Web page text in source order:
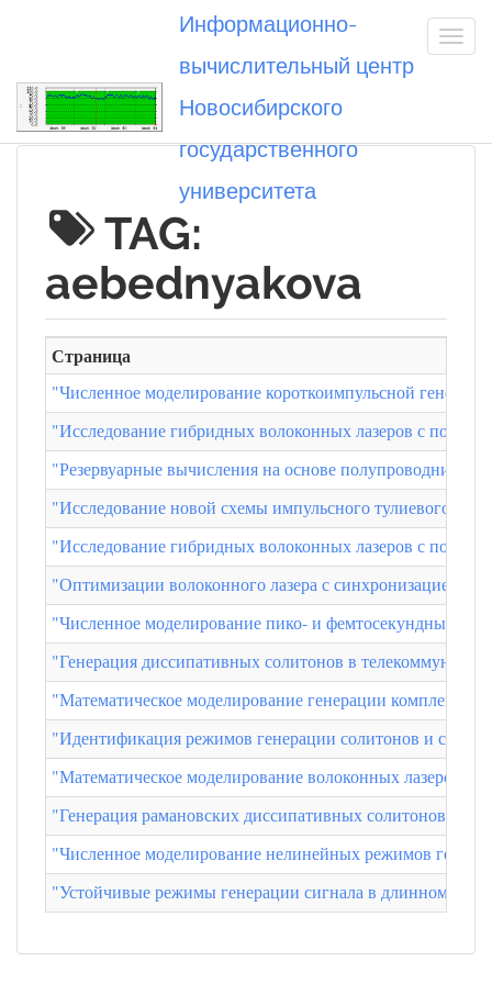
Информационно-
вычислительный центр
Новосибирского
государственного
университета
Вы посетили
TAG:
aebednyakova
Страница
"Численное моделирование короткоимпульсной
"Исследование гибридных волоконных лазеров с
"Резервуарные вычисления на основе
"Исследование новой схемы импульсного тулиевого
"Исследование гибридных волоконных лазеров с
"Оптимизации волоконного лазера с синхронизацией
"Численное моделирование пико- и фемтосекундных
"Генерация диссипативных солитонов в
"Математическое моделирование генерации
"Идентификация режимов генерации солитонов и
"Математическое моделирование волоконных лазеров
"Генерация рамановских диссипативных солитонов в
"Численное моделирование нелинейных режимов
"Устойчивые режимы генерации сигнала в длинном